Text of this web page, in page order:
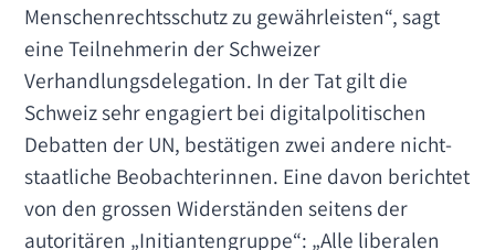
Menschenrechtsschutz zu gewährleisten“, sagt
eine Teilnehmerin der Schweizer
Verhandlungsdelegation. In der Tat gilt die
Schweiz sehr engagiert bei digitalpolitischen
Debatten der UN, bestätigen zwei andere nicht-
staatliche Beobachterinnen. Eine davon berichtet
von den grossen Widerständen seitens der
autoritären „Initiantengruppe“: „Alle liberalen